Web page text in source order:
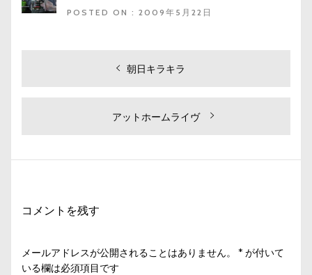
POSTED ON : 2009年5月22日
ョ
過
投
朝日キラキラ
次
稿:
アットホームライヴ
コメントを残す
メールアドレスが公開されることはありません。 * が付いて
いる欄は必須項目です